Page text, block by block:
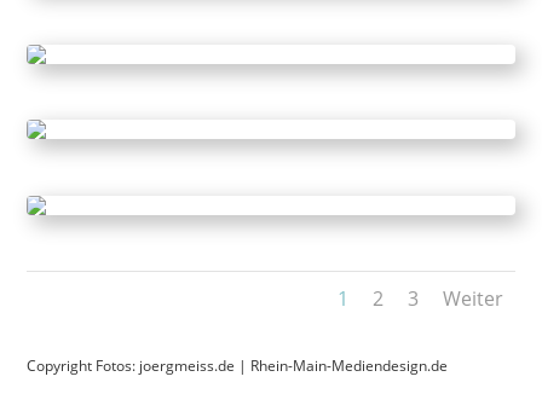
1 2 3 Weiter
Copyright Fotos: joergmeiss.de | Rhein-Main-Mediendesign.de